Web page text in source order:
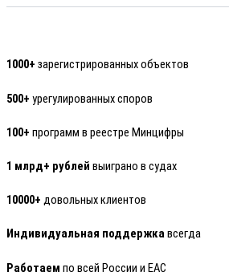
1000+ зарегистрированных объектов
500+ урегулированных споров
100+ программ в реестре Минцифры
1 млрд+ рублей выиграно в судах
10000+ довольных клиентов
Индивидуальная поддержкавсегда
Работаем по всей России и ЕАС